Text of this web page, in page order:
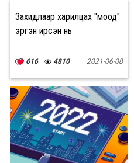
Захидлаар харилцах "моод"
эргэн ирсэн нь
616 4810 2021-06-08